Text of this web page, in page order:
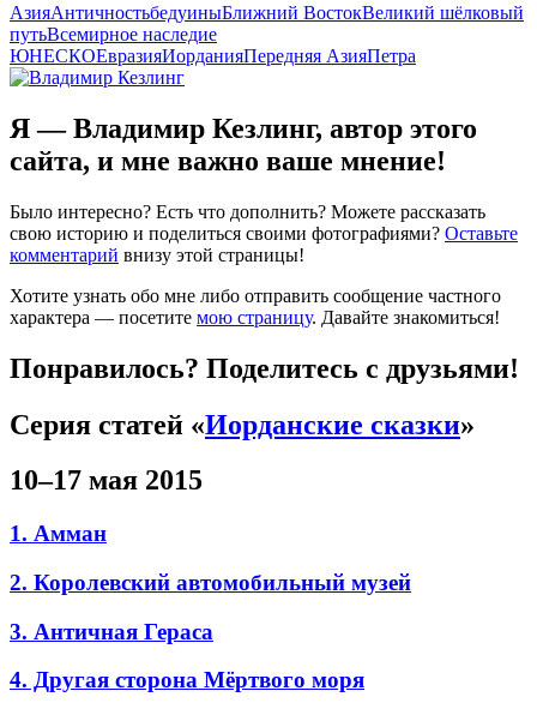
АзияАнтичностьбедуиныБлижний ВостокВеликий шёлковый
путьВсемирное наследие
ЮНЕСКОЕвразияИорданияПередняя АзияПетра
Я — Владимир Кезлинг, автор этого
сайта, и мне важно ваше мнение!
Было интересно? Есть что дополнить? Можете рассказать
свою историю и поделиться своими фотографиями? Оставьте
комментарий внизу этой страницы!
Хотите узнать обо мне либо отправить сообщение частного
характера — посетите мою страницу. Давайте знакомиться!
Понравилось? Поделитесь с друзьями!
Серия статей «Иорданские сказки»
10–17 мая 2015
1. Амман
2. Королевский автомобильный музей
3. Античная Гераса
4. Другая сторона Мёртвого моря